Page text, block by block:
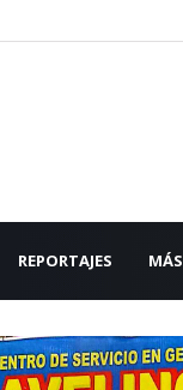
REPORTAJES MÁS